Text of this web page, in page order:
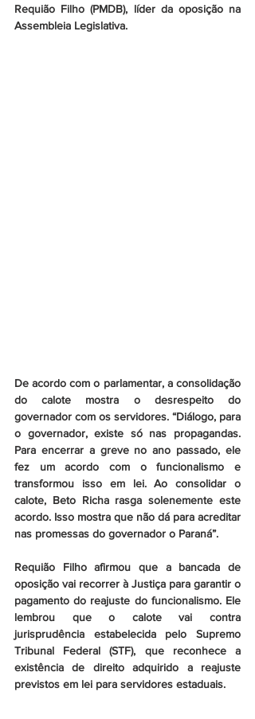
Requião Filho (PMDB), líder da oposição na
Assembleia Legislativa.
De acordo com o parlamentar, a consolidação
do calote mostra o desrespeito do
governador com os servidores. “Diálogo, para
o governador, existe só nas propagandas.
Para encerrar a greve no ano passado, ele
fez um acordo com o funcionalismo e
transformou isso em lei. Ao consolidar o
calote, Beto Richa rasga solenemente este
acordo. Isso mostra que não dá para acreditar
nas promessas do governador o Paraná”.
Requião Filho afirmou que a bancada de
oposição vai recorrer à Justiça para garantir o
pagamento do reajuste do funcionalismo. Ele
lembrou que o calote vai contra
jurisprudência estabelecida pelo Supremo
Tribunal Federal (STF), que reconhece a
existência de direito adquirido a reajuste
previstos em lei para servidores estaduais.